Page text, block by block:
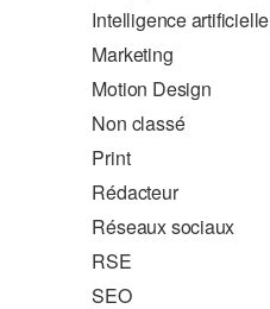
Intelligence artificielle
Marketing
Motion Design
Non classé
Print
Rédacteur
Réseaux sociaux
RSE
SEO